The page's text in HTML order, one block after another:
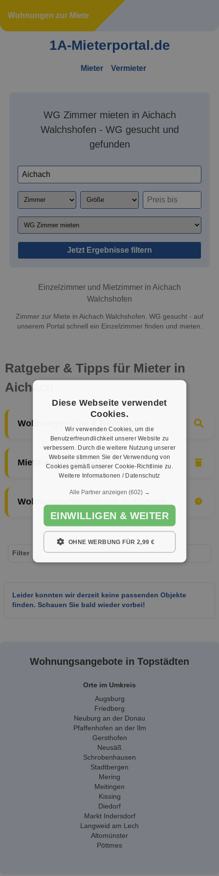
Wohnungen zur Miete
1A-Mieterportal.de
Mieter Vermieter
WG Zimmer mieten in Aichach
Walchshofen - WG gesucht und
gefunden
Jetzt Ergebnisse filtern
Einzelzimmer und Mietzimmer in Aichach
Walchshofen
Zimmer zur Miete in Aichach Walchshofen. WG gesucht - auf
unserem Portal schnell ein Einzelzimmer finden und mieten.
Ratgeber & Tipps für Mieter in
Aichach
Wohnungssuche & Bewerbung
Mietpreise in Aichach
Wohnungsunternehmen in Aichach
Leider konnten wir derzeit keine passenden Objekte
finden. Schauen Sie bald wieder vorbei!
Filter
Wohnungsangebote in Topstädten
Orte im Umkreis
Augsburg
Friedberg
Neuburg an der Donau
Pfaffenhofen an der Ilm
Gersthofen
Neusäß
Schrobenhausen
Stadtbergen
Mering
Meitingen
Kissing
Diedorf
Markt Indersdorf
Langweid am Lech
Altomünster
Pöttmes
Diese Webseite verwendet
Cookies.
Wir verwenden Cookies, um die
Benutzerfreundlichkeit unserer Website zu
verbessern. Durch die weitere Nutzung unserer
Webseite stimmen Sie der Verwendung von
Cookies gemäß unserer Cookie-Richtlinie zu.
Weitere Informationen / Datenschutz
Alle Partner anzeigen (602) →
EINWILLIGEN & WEITER
OHNE WERBUNG FÜR 2,99 €